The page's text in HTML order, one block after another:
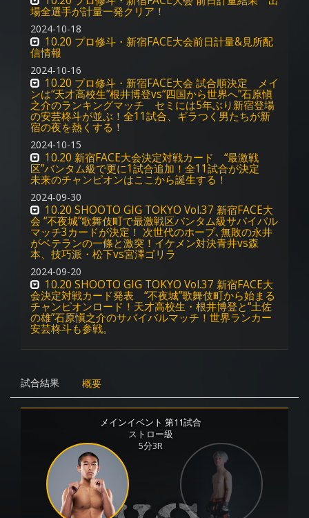
場全選手が計量一発クリア！
2024-10-18
10.20 プロ修斗・新宿FACE大会前日計量&見所配
信情報
2024-10-16
10.20 プロ修斗・新宿FACE大会 試合順決定 メイ
ンは“天才高校生”根井博登vs“四国から世界へ”石原愼
之介のランキングマッチ セミには5年ぶり新宿登場
の安芸柊斗が並ぶ！全11試合、ギラつく男たちが新
宿の夜を熱くする！
2024-10-15
10.20 新宿FACE大会決定対戦カード “最激戦
区”バンタム級で更に1試合追加！全11試合が決定
未来のチャンピオンはここから誕生する！
2024-09-30
10.20 SHOOTO GIG TOKYO Vol.37 新宿FACE大
会 “不夜城”歌舞伎町で最激戦区バンタム級サバイバル
マッチ3カードが決定！ 次世代のホープ､無敗の永井
がベテランの一條と激突！イケメン対決青井vs森
本、技巧派・松下vs宮澤ゴリラ
2024-09-20
10.20 SHOOTO GIG TOKYO Vol.37 新宿FACE大
会決定対戦カード発表 “不夜城”歌舞伎町から始まる
チャンピオンロード！天才高校生・根井博登と“土佐
の雄”石原愼之介のサバイバルマッチ！世界ランカー
安芸柊斗も参戦。
試合結果 概要
メインイベント 第11試合
ストロー級
5分3R